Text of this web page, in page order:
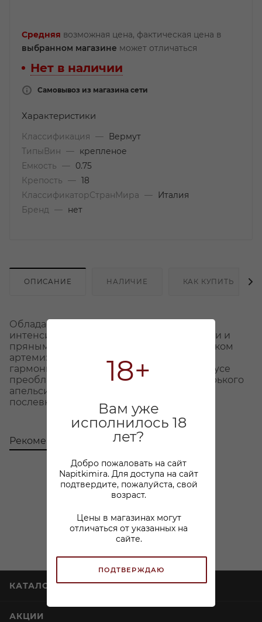
18+
Вам уже
исполнилось 18
лет?
Добро пожаловать на сайт
Napitkimira. Для доступа на сайт
подтвердите, пожалуйста, свой
возраст.
Цены в магазинах могут
отличаться от указанных на
сайте.
ПОДТВЕРЖДАЮ
Средняя возможная цена, фактическая цена в
выбранном магазине может отличаться
Нет в наличии
Самовывоз из магазина сети
Характеристики
Классификация —
Вермут
ТипыВин
—
крепленое
Емкость
—
0.75
Крепость
— 18
КлассификаторСтранМира
—
Италия
Бренд
— нет
ОПИСАНИЕ НАЛИЧИЕ КАК КУПИТЬ
Обладает изысканным ароматом с
интенсивными цитрусовыми, цветочными и
пряными нотами с выразительным оттенком
артемизии. Вкус богатый, бархатистый,
гармоничный с легкими танинами . Во вкусе
преобладают ноты красных фруктов и горького
апельсина. Продолжительное приятное
послевкусие.
Рекомендуем С этим товаром покупают
КАТАЛОГ
АКЦИИ